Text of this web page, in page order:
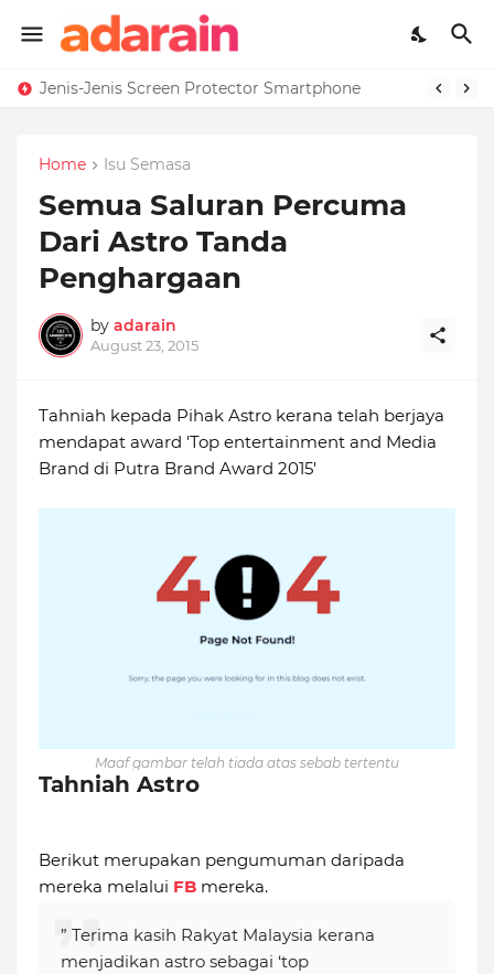
Jenis-Jenis Screen Protector Smartphone
Home Isu Semasa
Semua Saluran Percuma
Dari Astro Tanda
Penghargaan
by adarain
August 23, 2015
Tahniah kepada Pihak Astro kerana telah berjaya
mendapat award 'Top entertainment and Media
Brand di Putra Brand Award 2015'
Maaf gambar telah tiada atas sebab tertentu
Tahniah Astro
Berikut merupakan pengumuman daripada
mereka melalui FB mereka.
” Terima kasih Rakyat Malaysia kerana
menjadikan astro sebagai ‘top